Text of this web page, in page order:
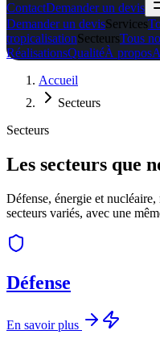
ContactDemander un devis
Demander un devisServices
tropicalisationSecteursTous
RéalisationsQualitéÀ propos
Accueil
Secteurs
Secteurs
Les secteurs que
Défense, énergie et
secteurs variés, avec une
Défense
En savoir plus